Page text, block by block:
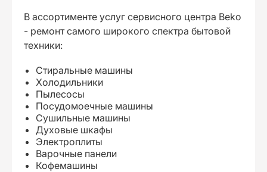
В ассортименте услуг сервисного центра Beko
- ремонт самого широкого спектра бытовой
техники:
Стиральные машины
Холодильники
Пылесосы
Посудомоечные машины
Сушильные машины
Духовые шкафы
Электроплиты
Варочные панели
Кофемашины